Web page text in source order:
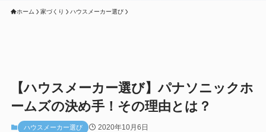
ホーム 家づくり ハウスメーカー選び
【ハウスメーカー選び】パナソニックホ
ームズの決め手！その理由とは？
ハウスメーカー選び 2020年10月6日